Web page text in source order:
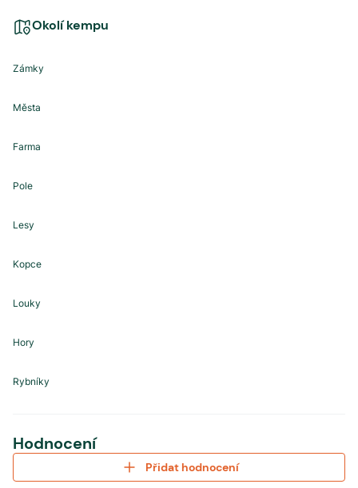
Okolí kempu
Zámky
Města
Farma
Pole
Lesy
Kopce
Louky
Hory
Rybníky
Hodnocení
Přidat hodnocení